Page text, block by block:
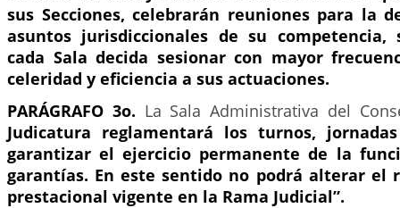
sus Secciones, celebrarán reuniones para la
asuntos jurisdiccionales de su
cada Sala decida sesionar con mayor
celeridad y eficiencia a sus actuaciones.
PARÁGRAFO 3o. La Sala Administrativa del
Judicatura reglamentará los turnos,
garantizar el ejercicio permanente de la
garantías. En este sentido no podrá alterar el
prestacional vigente en la Rama Judicial”.